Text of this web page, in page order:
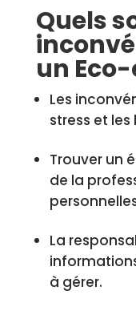
Quels
un
Les
stress et
Trouver un
de la
La
à gérer.